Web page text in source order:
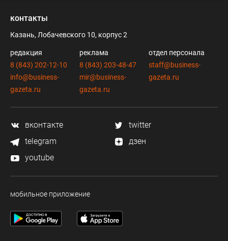
контакты
Казань, Лобачевского 10, корпус 2
редакция
8 (843) 202-12-10
info@business-
gazeta.ru
реклама
8 (843) 203-48-47
mir@business-
gazeta.ru
отдел персонала
staff@business-
gazeta.ru
вконтакте
twitter
telegram
дзен
youtube
мобильное приложение